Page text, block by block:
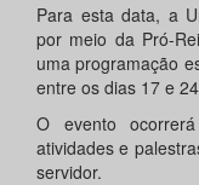
Para esta data, a
por meio da Pró-
uma programação
entre os dias 17 e
O evento
atividades e
servidor.